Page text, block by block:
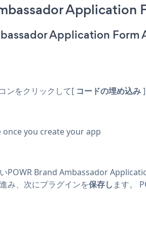
Application
Application Form
ンをクリックして[ コードの埋め込み
you create your app
POWR Brand Ambassador
み、次にプラグインを保存し ます。